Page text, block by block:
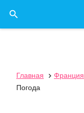

Главная  Франция
Погода